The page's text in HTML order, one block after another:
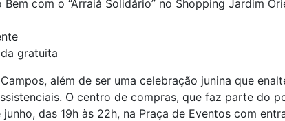
Bem com o “Arraiá Solidário” no Shopping Jardim
gratuita
além de ser uma celebração junina que
O centro de compras, que faz parte do
das 19h às 22h, na Praça de Eventos com